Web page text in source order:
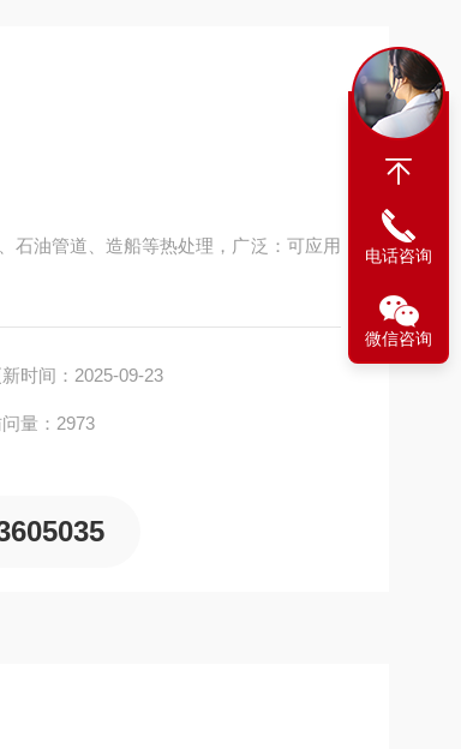
石油管道、造船等热处理，广泛：可应用
时间：2025-09-23
量：2973
电话咨询
微信咨询